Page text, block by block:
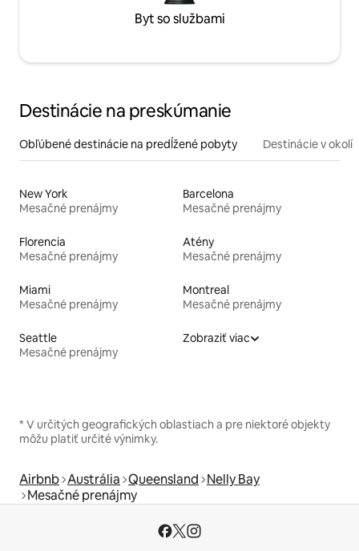
Byt so službami
Destinácie na preskúmanie
Obľúbené destinácie na predĺžené pobyty Destinácie v okolí
New York
Mesačné prenájmy
Barcelona
Mesačné prenájmy
Florencia
Mesačné prenájmy
Atény
Mesačné prenájmy
Miami
Mesačné prenájmy
Montreal
Mesačné prenájmy
Seattle
Mesačné prenájmy
Zobraziť viac
* V určitých geografických oblastiach a pre niektoré objekty
môžu platiť určité výnimky.
Airbnb Austrália Queensland Nelly Bay
Mesačné prenájmy